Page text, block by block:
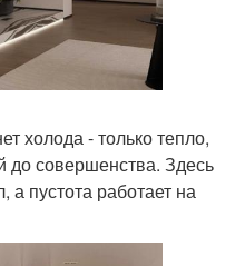
холода - только тепло,
до совершенства. Здесь
пустота работает на